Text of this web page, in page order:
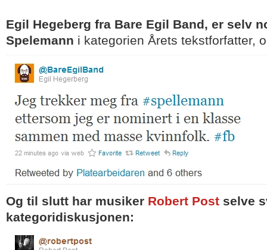
Egil Hegeberg fra Bare Egil Band, er selv
Spelemann i kategorien Årets tekstforfatter,
Og til slutt har musiker Robert Post selve
kategoridiskusjonen: